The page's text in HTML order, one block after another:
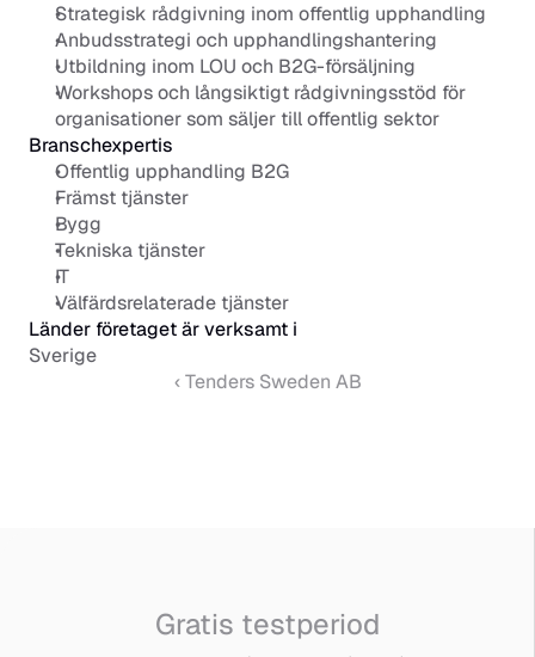
Strategisk rådgivning inom offentlig upphandling
Anbudsstrategi och upphandlingshantering
Utbildning inom LOU och B2G-försäljning
Workshops och långsiktigt rådgivningsstöd för
organisationer som säljer till offentlig sektor
Branschexpertis
Offentlig upphandling B2G
Främst tjänster
Bygg
Tekniska tjänster
IT
Välfärdsrelaterade tjänster
Länder företaget är verksamt i
Sverige
‹ Tenders Sweden AB
Gratis testperiod